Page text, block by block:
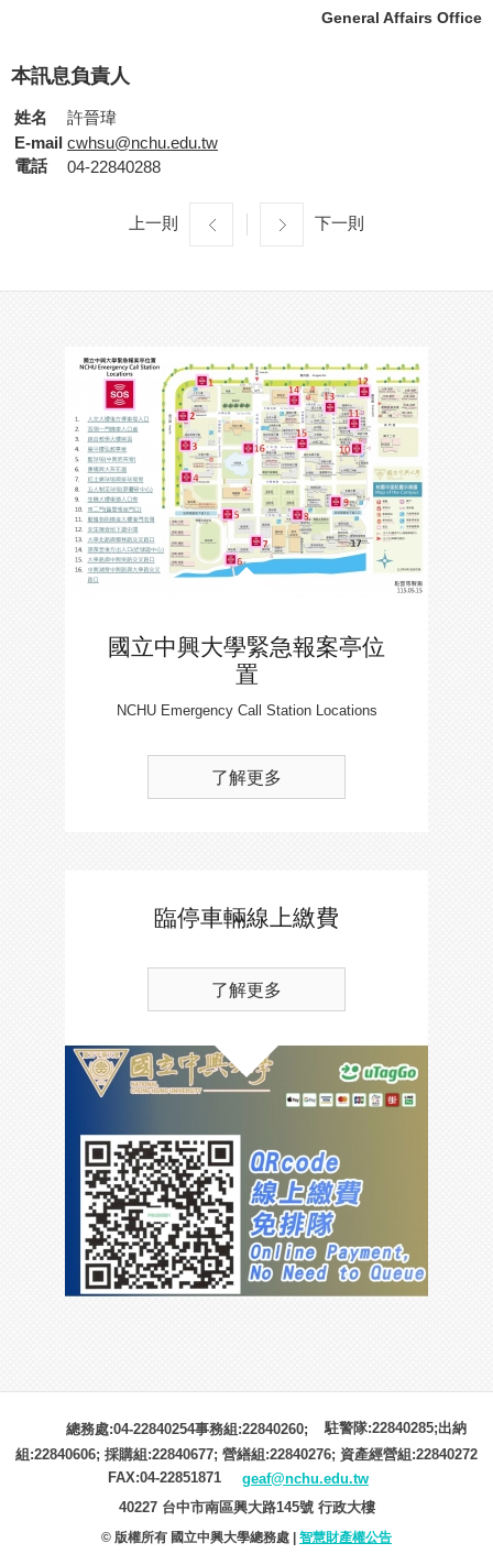
General Affairs Office
本訊息負責人
姓名
許晉瑋
E-mail cwhsu@nchu.edu.tw
電話
04-22840288
上一則 下一則
國立中興大學緊急報案亭位
置
NCHU Emergency Call Station Locations
了解更多
臨停車輛線上繳費
了解更多
總務處:04-22840254事務組:22840260;
駐警隊:22840285;出納
組:22840606; 採購組:22840677; 營繕組:22840276; 資產經營組:22840272
FAX:04-22851871
geaf@nchu.edu.tw
40227 台中市南區興大路145號 行政大樓
© 版權所有 國立中興大學總務處 | 智慧財產權公告